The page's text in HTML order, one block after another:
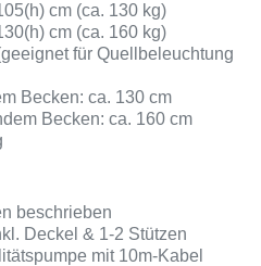
cm (ca. 130 kg)
cm (ca. 160 kg)
für Quellbeleuchtung
Becken: ca. 130 cm
Becken: ca. 160 cm
beschrieben
Deckel & 1-2 Stützen
mit 10m-Kabel